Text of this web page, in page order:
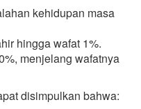
kehidupan masa
hingga wafat 1%.
menjelang wafatnya
disimpulkan bahwa: